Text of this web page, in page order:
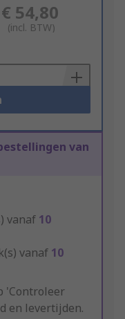
€ 54,80
(incl. BTW)
van
vanaf 10
vanaf 10
'Controleer
en levertijden.